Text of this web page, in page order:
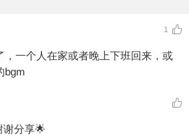
1
，一个人在家或者晚上下班回来，或
bgm
谢分享🌟